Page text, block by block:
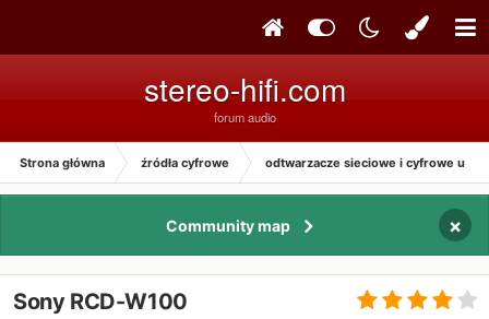
stereo-hifi.com
forum audio
Strona główna źródła cyfrowe odtwarzacze sieciowe i cyfrowe
Community map ×
Sony RCD-W100